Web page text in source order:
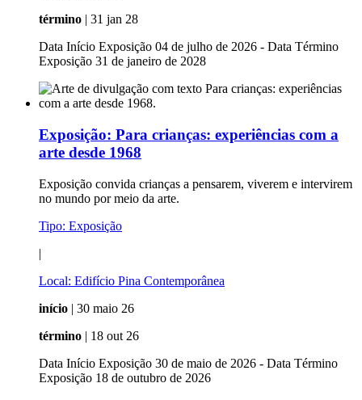
término | 31 jan 28
Data Início Exposição 04 de julho de 2026 - Data Término
Exposição 31 de janeiro de 2028
Exposição: Para crianças: experiências com a
arte desde 1968
Exposição convida crianças a pensarem, viverem e intervirem
no mundo por meio da arte.
Tipo: Exposição
|
Local: Edifício Pina Contemporânea
início | 30 maio 26
término | 18 out 26
Data Início Exposição 30 de maio de 2026 - Data Término
Exposição 18 de outubro de 2026